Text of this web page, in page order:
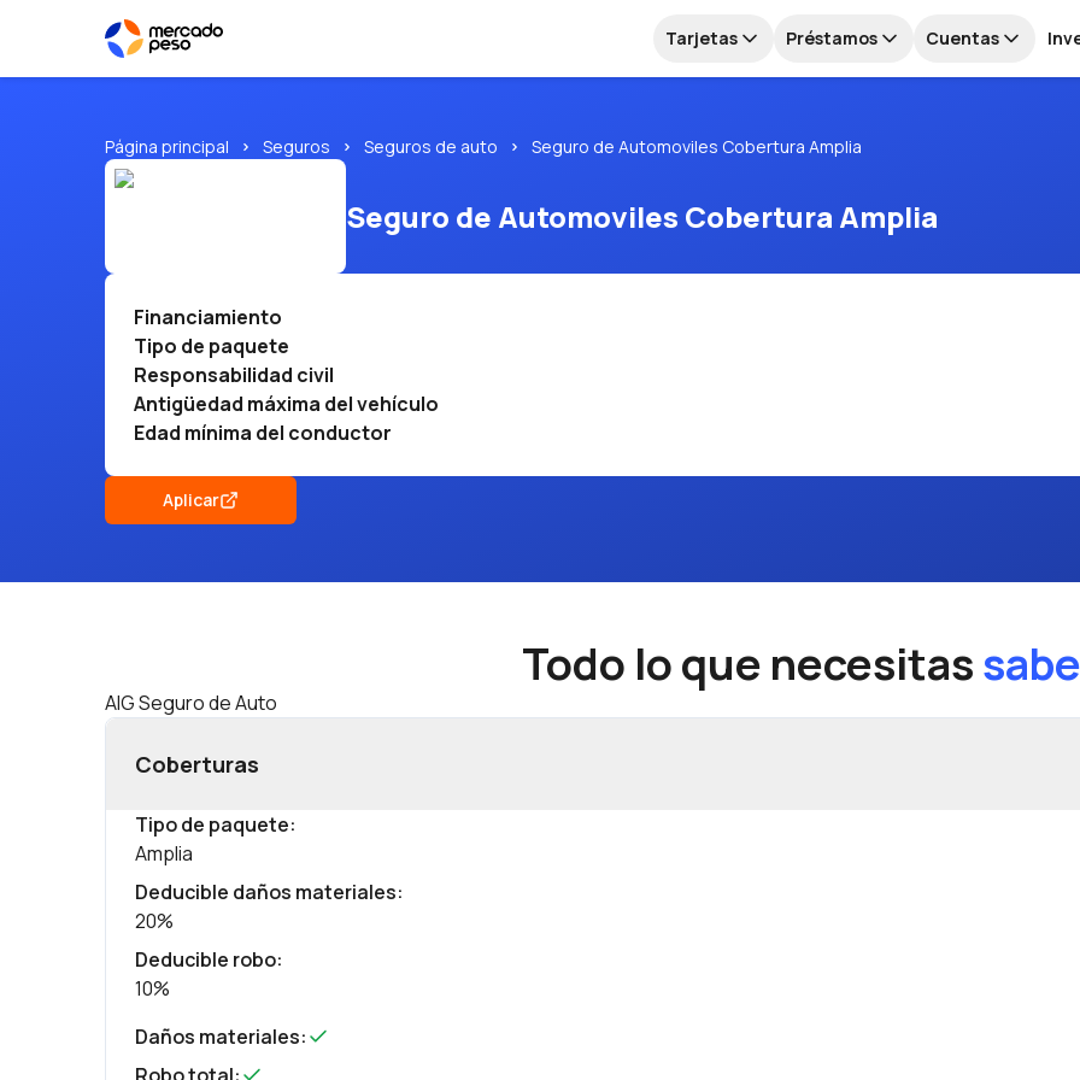
Tarjetas Préstamos Cuentas
Página principal Seguros Seguros de auto Seguro de Automoviles Cobertura Amplia
Seguro de Automoviles Cobertura Amplia
Financiamiento
Tipo de paquete
Responsabilidad civil
Antigüedad máxima del vehículo
Edad mínima del conductor
Aplicar
Todo lo que necesitas
AIG Seguro de Auto
Coberturas
Tipo de paquete:
Amplia
Deducible daños materiales:
20%
Deducible robo:
10%
Daños materiales: